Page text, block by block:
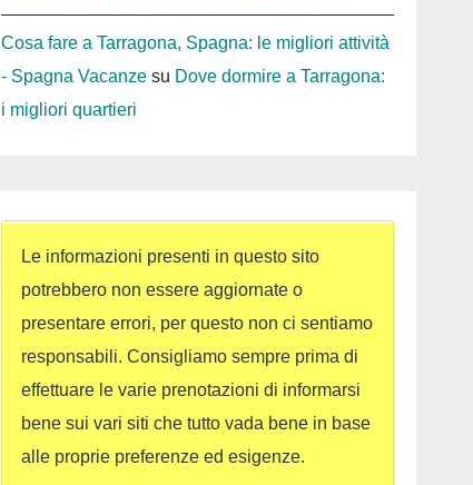
Cosa fare a Tarragona, Spagna: le migliori attività
- Spagna Vacanze su Dove dormire a Tarragona:
i migliori quartieri
Le informazioni presenti in questo sito
potrebbero non essere aggiornate o
presentare errori, per questo non ci sentiamo
responsabili. Consigliamo sempre prima di
effettuare le varie prenotazioni di informarsi
bene sui vari siti che tutto vada bene in base
alle proprie preferenze ed esigenze.